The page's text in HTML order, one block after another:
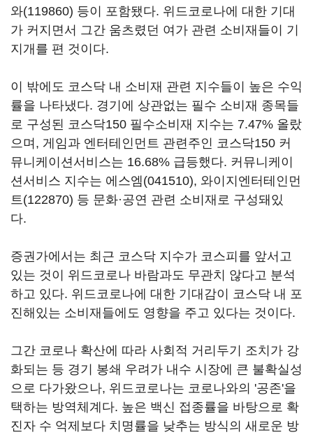
와(119860) 등이 포함됐다. 위드코로나에 대한 기대
가 커지면서 그간 움츠렸던 여가 관련 소비재들이 기
지개를 편 것이다.
이 밖에도 코스닥 내 소비재 관련 지수들이 높은 수익
률을 나타냈다. 경기에 상관없는 필수 소비재 종목들
로 구성된 코스닥150 필수소비재 지수는 7.47% 올랐
으며, 게임과 엔터테인먼트 관련주인 코스닥150 커
뮤니케이션서비스는 16.68% 급등했다. 커뮤니케이
션서비스 지수는 에스엠(041510), 와이지엔터테인먼
트(122870) 등 문화·공연 관련 소비재로 구성돼있
다.
증권가에서는 최근 코스닥 지수가 코스피를 앞서고
있는 것이 위드코로나 바람과도 무관치 않다고 분석
하고 있다. 위드코로나에 대한 기대감이 코스닥 내 포
진해있는 소비재들에도 영향을 주고 있다는 것이다.
그간 코로나 확산에 따라 사회적 거리두기 조치가 강
화되는 등 경기 봉쇄 우려가 내수 시장에 큰 불확실성
으로 다가왔으나, 위드코로나는 코로나와의 '공존'을
택하는 방역체계다. 높은 백신 접종률을 바탕으로 확
진자 수 억제보다 치명률을 낮추는 방식의 새로운 방